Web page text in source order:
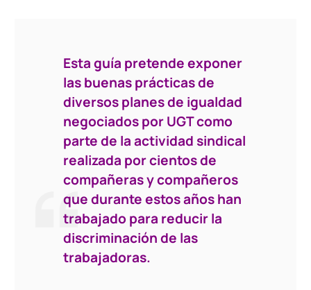
Esta guía pretende exponer
las buenas prácticas de
diversos planes de igualdad
negociados por UGT como
parte de la actividad sindical
realizada por cientos de
compañeras y compañeros
que durante estos años han
trabajado para reducir la
discriminación de las
trabajadoras.